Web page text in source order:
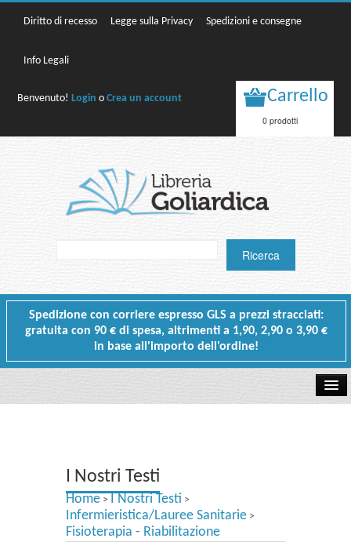
Diritto di recesso Legge sulla Privacy Spedizioni e consegne
Info Legali
Benvenuto!Login oCrea un account Carrello
0 prodotti
Spedizione con corriere espresso GLS a prezzi stracciati:
gratuita con 90 € di spesa, altrimenti a 1,90, 2,90 o 3,90 €
in base all'importo dell'ordine!
Testi scolastici
Carta Cultura e Carta del Merito - Carta Docente
I Nostri Testi
Home > I Nostri Testi >
Infermieristica/Lauree Sanitarie >
Fisioterapia - Riabilitazione